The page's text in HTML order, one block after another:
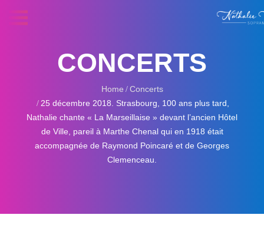
CONCERTS
Home
Concerts
25 décembre 2018. Strasbourg, 100 ans plus tard,
Nathalie chante « La Marseillaise » devant l’ancien Hôtel
de Ville, pareil à Marthe Chenal qui en 1918 était
accompagnée de Raymond Poincaré et de Georges
Clemenceau.